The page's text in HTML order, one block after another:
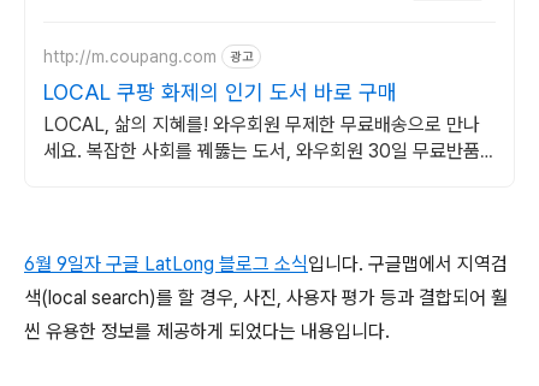
http://m.coupang.com 광고
LOCAL 쿠팡 화제의 인기 도서 바로 구매
LOCAL, 삶의 지혜를! 와우회원 무제한 무료배송으로 만나
세요. 복잡한 사회를 꿰뚫는 도서, 와우회원 30일 무료반품
6월 9일자 구글 LatLong 블로그 소식입니다. 구글맵에서 지역검
색(local search)를 할 경우, 사진, 사용자 평가 등과 결합되어 훨
씬 유용한 정보를 제공하게 되었다는 내용입니다.